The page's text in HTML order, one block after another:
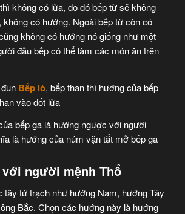
không có lửa, do đó bếp từ sẽ không
có hướng. Ngoài bếp từ còn có
không có hướng nó giống như một
đầu bếp có thể làm các món ăn trên
Bếp lò, bếp than thì hướng của bếp
vào đốt lửa
bếp ga là hướng ngược với người
là hướng của núm vặn tắt mở bếp ga
người mệnh Thổ
tây tứ trạch như hướng Nam, hướng Tây
Bắc. Chọn các hướng này là hướng